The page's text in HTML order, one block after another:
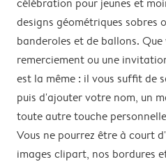
célébration pour jeunes et
designs géométriques sobres
banderoles et de ballons. Que
remerciement ou une
est la même : il vous suffit de
puis d'ajouter votre nom, un
toute autre touche
Vous ne pourrez être à court
images clipart, nos bordures